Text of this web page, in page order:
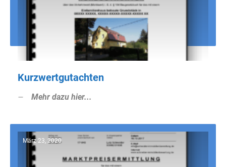
Kurzwertgutachten
Mehr dazu hier...
März 23, 2020